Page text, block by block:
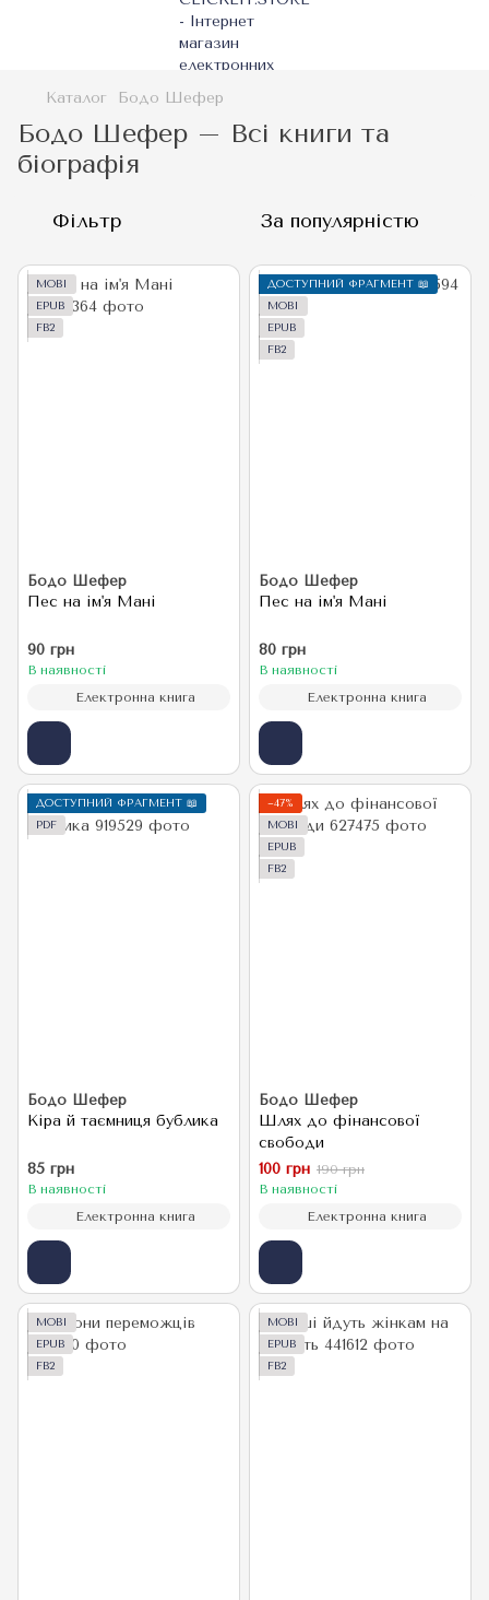
Каталог Бодо Шефер
Бодо Шефер – Всі книги та
біографія
Фільтр За популярністю
MOBI
EPUB
FB2
Бодо Шефер
Пес на ім'я Мані
90 грн
В наявності
Електронна книга
ДОСТУПНИЙ ФРАГМЕНТ 📖
MOBI
EPUB
FB2
Бодо Шефер
Пес на ім'я Мані
80 грн
В наявності
Електронна книга
ДОСТУПНИЙ ФРАГМЕНТ 📖
PDF
Бодо Шефер
Кіра й таємниця бублика
85 грн
В наявності
Електронна книга
−47%
MOBI
EPUB
FB2
Бодо Шефер
Шлях до фінансової
свободи
100 грн 190 грн
В наявності
Електронна книга
MOBI
EPUB
FB2
MOBI
EPUB
FB2